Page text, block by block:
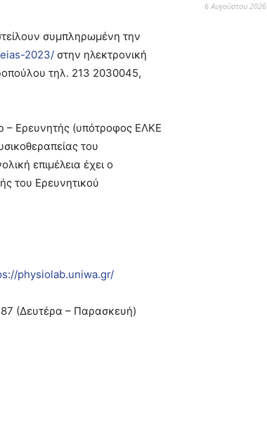
συμπληρωμένη την
2023/ στην ηλεκτρονική
τηλ. 213 2030045,
– Ερευνητής (υπότροφος ΕΛΚΕ
του
επιμέλεια έχει ο
του Ερευνητικού
physiolab.uniwa.gr/
(Δευτέρα – Παρασκευή)
6 Αυγούστου 2026